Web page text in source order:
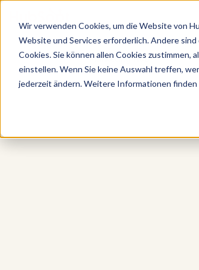
Wir verwenden Cookies, um die Website von
Website und Services erforderlich. Andere
Cookies. Sie können allen Cookies
einstellen. Wenn Sie keine Auswahl treffen,
jederzeit ändern. Weitere Informationen finden
Marketing Hub